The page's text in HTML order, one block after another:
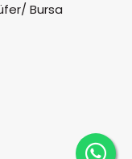
Bursa